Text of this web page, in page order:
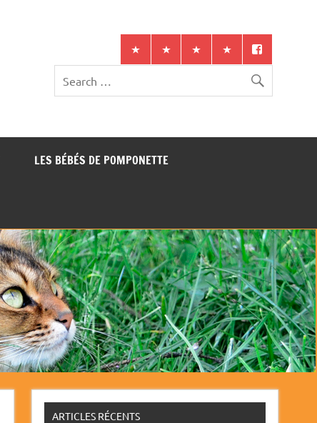
LES BÉBÉS DE POMPONETTE
ARTICLES RÉCENTS